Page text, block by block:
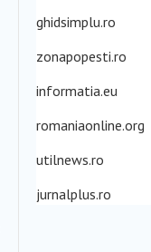
ghidsimplu.ro
zonapopesti.ro
informatia.eu
romaniaonline.org
utilnews.ro
jurnalplus.ro